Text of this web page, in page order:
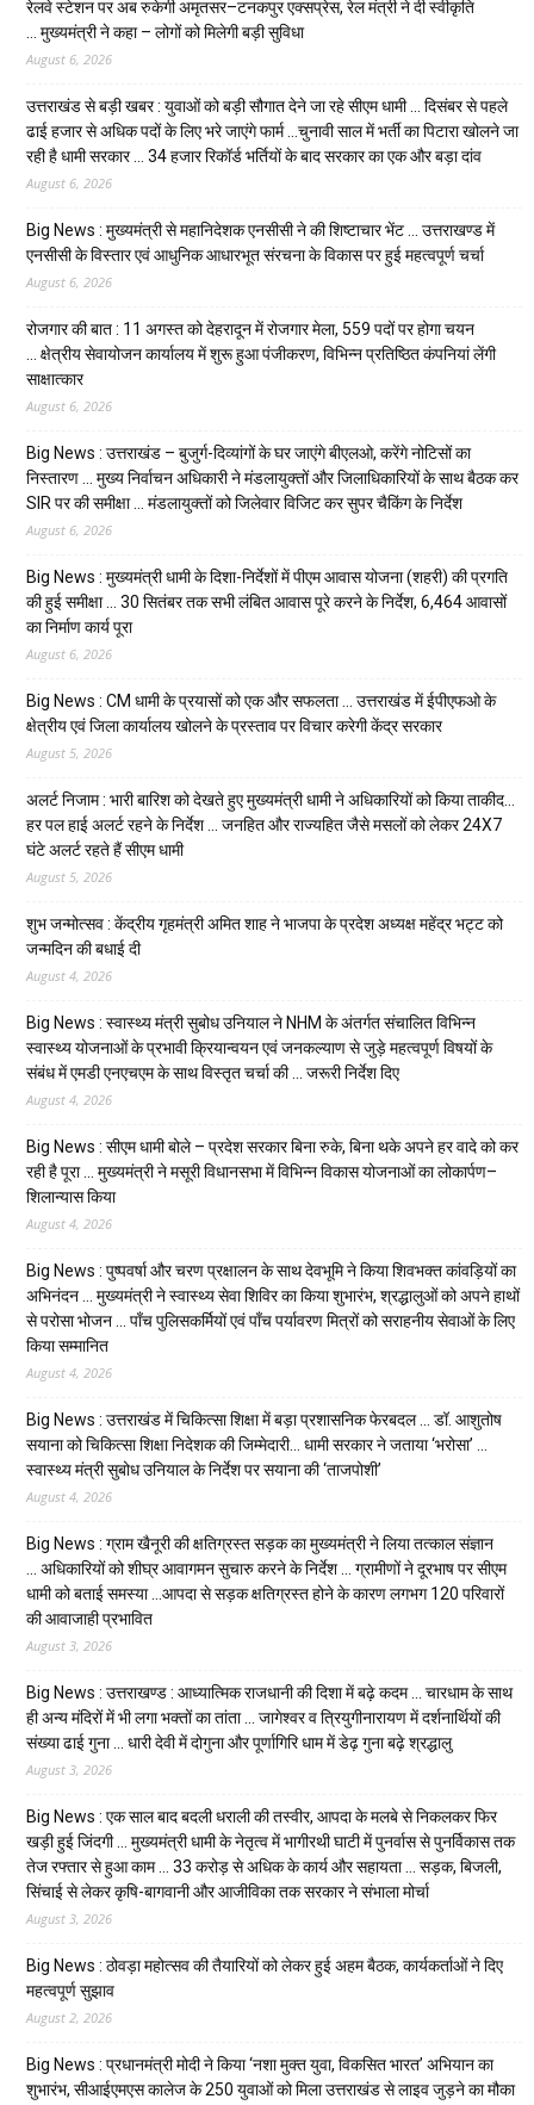
रेलवे स्टेशन पर अब रुकेगी अमृतसर–टनकपुर एक्सप्रेस, रेल मंत्री ने दी स्वीकृति
… मुख्यमंत्री ने कहा – लोगों को मिलेगी बड़ी सुविधा
August 6, 2026
उत्तराखंड से बड़ी खबर : युवाओं को बड़ी सौगात देने जा रहे सीएम धामी … दिसंबर से पहले
ढाई हजार से अधिक पदों के लिए भरे जाएंगे फार्म …चुनावी साल में भर्ती का पिटारा खोलने जा
रही है धामी सरकार … 34 हजार रिकॉर्ड भर्तियों के बाद सरकार का एक और बड़ा दांव
August 6, 2026
Big News : मुख्यमंत्री से महानिदेशक एनसीसी ने की शिष्टाचार भेंट … उत्तराखण्ड में
एनसीसी के विस्तार एवं आधुनिक आधारभूत संरचना के विकास पर हुई महत्वपूर्ण चर्चा
August 6, 2026
रोजगार की बात : 11 अगस्त को देहरादून में रोजगार मेला, 559 पदों पर होगा चयन
… क्षेत्रीय सेवायोजन कार्यालय में शुरू हुआ पंजीकरण, विभिन्न प्रतिष्ठित कंपनियां लेंगी
साक्षात्कार
August 6, 2026
Big News : उत्तराखंड – बुजुर्ग-दिव्यांगों के घर जाएंगे बीएलओ, करेंगे नोटिसों का
निस्तारण … मुख्य निर्वाचन अधिकारी ने मंडलायुक्तों और जिलाधिकारियों के साथ बैठक कर
SIR पर की समीक्षा … मंडलायुक्तों को जिलेवार विजिट कर सुपर चैकिंग के निर्देश
August 6, 2026
Big News : मुख्यमंत्री धामी के दिशा-निर्देशों में पीएम आवास योजना (शहरी) की प्रगति
की हुई समीक्षा … 30 सितंबर तक सभी लंबित आवास पूरे करने के निर्देश, 6,464 आवासों
का निर्माण कार्य पूरा
August 6, 2026
Big News : CM धामी के प्रयासों को एक और सफलता … उत्तराखंड में ईपीएफओ के
क्षेत्रीय एवं जिला कार्यालय खोलने के प्रस्ताव पर विचार करेगी केंद्र सरकार
August 5, 2026
अलर्ट निजाम : भारी बारिश को देखते हुए मुख्यमंत्री धामी ने अधिकारियों को किया ताकीद…
हर पल हाई अलर्ट रहने के निर्देश … जनहित और राज्यहित जैसे मसलों को लेकर 24X7
घंटे अलर्ट रहते हैं सीएम धामी
August 5, 2026
शुभ जन्मोत्सव : केंद्रीय गृहमंत्री अमित शाह ने भाजपा के प्रदेश अध्यक्ष महेंद्र भट्ट को
जन्मदिन की बधाई दी
August 4, 2026
Big News : स्वास्थ्य मंत्री सुबोध उनियाल ने NHM के अंतर्गत संचालित विभिन्न
स्वास्थ्य योजनाओं के प्रभावी क्रियान्वयन एवं जनकल्याण से जुड़े महत्वपूर्ण विषयों के
संबंध में एमडी एनएचएम के साथ विस्तृत चर्चा की … जरूरी निर्देश दिए
August 4, 2026
Big News : सीएम धामी बोले – प्रदेश सरकार बिना रुके, बिना थके अपने हर वादे को कर
रही है पूरा … मुख्यमंत्री ने मसूरी विधानसभा में विभिन्न विकास योजनाओं का लोकार्पण–
शिलान्यास किया
August 4, 2026
Big News : पुष्पवर्षा और चरण प्रक्षालन के साथ देवभूमि ने किया शिवभक्त कांवड़ियों का
अभिनंदन … मुख्यमंत्री ने स्वास्थ्य सेवा शिविर का किया शुभारंभ, श्रद्धालुओं को अपने हाथों
से परोसा भोजन … पाँच पुलिसकर्मियों एवं पाँच पर्यावरण मित्रों को सराहनीय सेवाओं के लिए
किया सम्मानित
August 4, 2026
Big News : उत्तराखंड में चिकित्सा शिक्षा में बड़ा प्रशासनिक फेरबदल … डॉ. आशुतोष
सयाना को चिकित्सा शिक्षा निदेशक की जिम्मेदारी… धामी सरकार ने जताया ‘भरोसा’ …
स्वास्थ्य मंत्री सुबोध उनियाल के निर्देश पर सयाना की ‘ताजपोशी’
August 4, 2026
Big News : ग्राम खैनूरी की क्षतिग्रस्त सड़क का मुख्यमंत्री ने लिया तत्काल संज्ञान
… अधिकारियों को शीघ्र आवागमन सुचारु करने के निर्देश … ग्रामीणों ने दूरभाष पर सीएम
धामी को बताई समस्या …आपदा से सड़क क्षतिग्रस्त होने के कारण लगभग 120 परिवारों
की आवाजाही प्रभावित
August 3, 2026
Big News : उत्तराखण्ड : आध्यात्मिक राजधानी की दिशा में बढ़े कदम … चारधाम के साथ
ही अन्य मंदिरों में भी लगा भक्तों का तांता … जागेश्वर व त्रियुगीनारायण में दर्शनार्थियों की
संख्या ढाई गुना … धारी देवी में दोगुना और पूर्णागिरि धाम में डेढ़ गुना बढ़े श्रद्धालु
August 3, 2026
Big News : एक साल बाद बदली धराली की तस्वीर, आपदा के मलबे से निकलकर फिर
खड़ी हुई जिंदगी … मुख्यमंत्री धामी के नेतृत्व में भागीरथी घाटी में पुनर्वास से पुनर्विकास तक
तेज रफ्तार से हुआ काम … ₹33 करोड़ से अधिक के कार्य और सहायता … सड़क, बिजली,
सिंचाई से लेकर कृषि-बागवानी और आजीविका तक सरकार ने संभाला मोर्चा
August 3, 2026
Big News : ठोवड़ा महोत्सव की तैयारियों को लेकर हुई अहम बैठक, कार्यकर्ताओं ने दिए
महत्वपूर्ण सुझाव
August 2, 2026
Big News : प्रधानमंत्री मोदी ने किया ‘नशा मुक्त युवा, विकसित भारत’ अभियान का
शुभारंभ, सीआईएमएस कालेज के 250 युवाओं को मिला उत्तराखंड से लाइव जुड़ने का मौका